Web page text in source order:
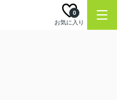
お気に入り
0